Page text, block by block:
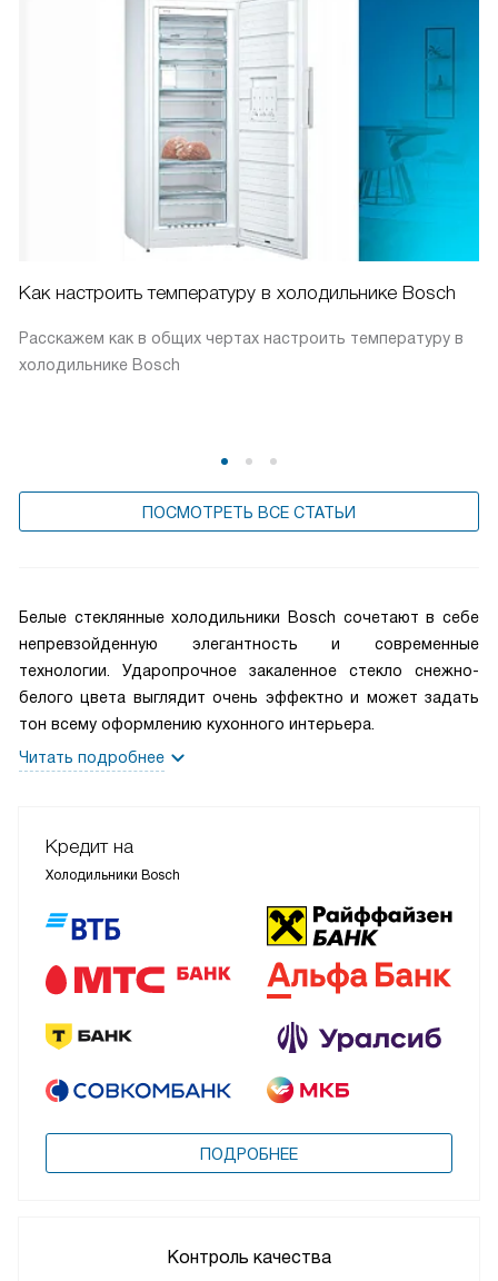
Как настроить температуру в холодильнике Bosch
Расскажем как в общих чертах настроить температуру в
холодильнике Bosch
ПОСМОТРЕТЬ ВСЕ СТАТЬИ
Белые стеклянные холодильники Bosch сочетают в себе
непревзойденную элегантность и современные
технологии. Ударопрочное закаленное стекло снежно-
белого цвета выглядит очень эффектно и может задать
тон всему оформлению кухонного интерьера.
Читать подробнее
Кредит на
Холодильники Bosch
ПОДРОБНЕЕ
Контроль качества